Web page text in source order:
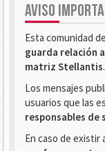
AVISO
Esta comunidad
guarda relación
matriz Stellantis.
Los mensajes
usuarios que las
responsables de
En caso de